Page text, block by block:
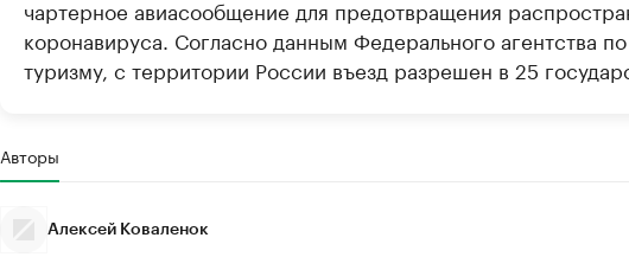
чартерное авиасообщение для предотвращения
коронавируса. Согласно данным Федерального агентства по
туризму, с территории России въезд разрешен в 25
Авторы
Алексей Коваленок